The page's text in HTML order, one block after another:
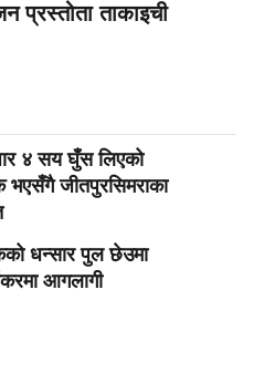
प्रस्तोता ताकाइची
४ सय घुँस लिएको
भएसँगै जीतपुरसिमराका
धन्सार पुल छेउमा
आगलागी